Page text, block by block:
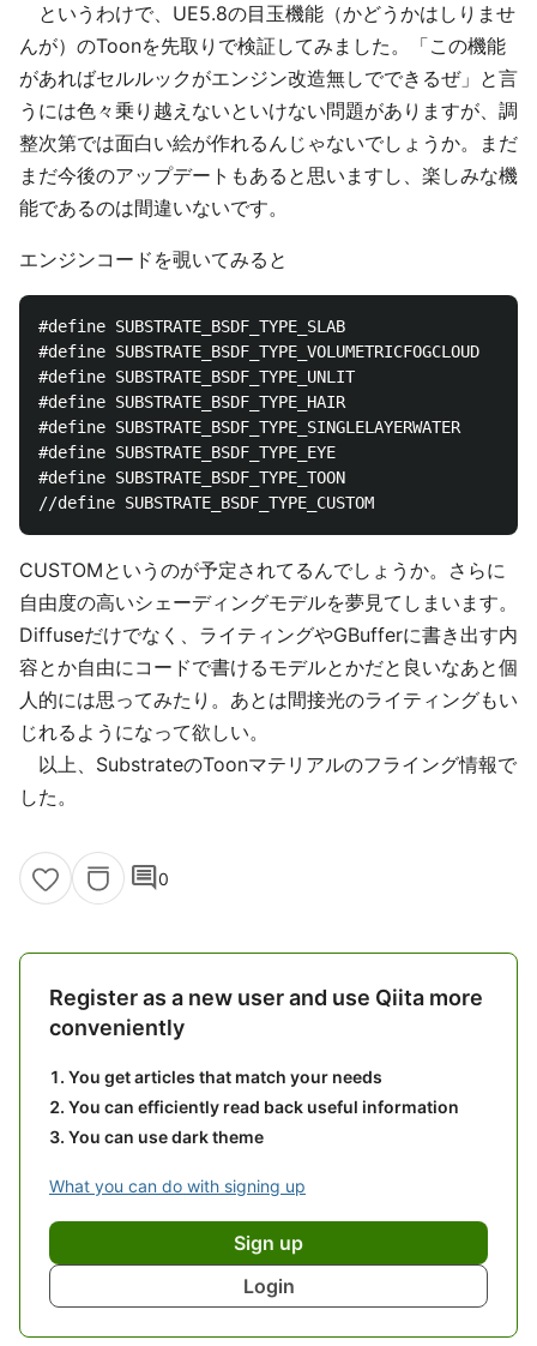
というわけで、UE5.8の目玉機能（かどうかはしりませ
んが）のToonを先取りで検証してみました。「この機能
があればセルルックがエンジン改造無しでできるぜ」と言
うには色々乗り越えないといけない問題がありますが、調
整次第では面白い絵が作れるんじゃないでしょうか。まだ
まだ今後のアップデートもあると思いますし、楽しみな機
能であるのは間違いないです。
エンジンコードを覗いてみると
#define SUBSTRATE_BSDF_TYPE_SLAB						0
#define SUBSTRATE_BSDF_TYPE_VOLUMETRICFOGCLOUD			1
#define SUBSTRATE_BSDF_TYPE_UNLIT						2
#define SUBSTRATE_BSDF_TYPE_HAIR						3
#define SUBSTRATE_BSDF_TYPE_SINGLELAYERWATER			4
#define SUBSTRATE_BSDF_TYPE_EYE							5
#define SUBSTRATE_BSDF_TYPE_TOON						6
CUSTOMというのが予定されてるんでしょうか。さらに
自由度の高いシェーディングモデルを夢見てしまいます。
Diffuseだけでなく、ライティングやGBufferに書き出す内
容とか自由にコードで書けるモデルとかだと良いなあと個
人的には思ってみたり。あとは間接光のライティングもい
じれるようになって欲しい。
以上、SubstrateのToonマテリアルのフライング情報で
した。
comment0
Register as a new user and use Qiita more
conveniently
You get articles that match your needs
You can efficiently read back useful information
You can use dark theme
What you can do with signing up
Sign up
Login